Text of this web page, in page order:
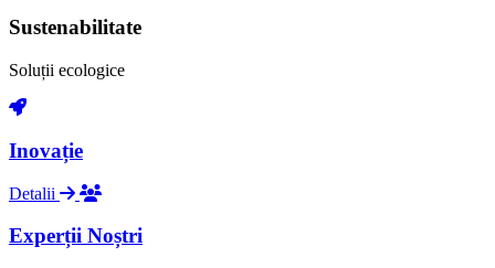
Sustenabilitate
Soluții ecologice
Inovație
Detalii
Experții Noștri